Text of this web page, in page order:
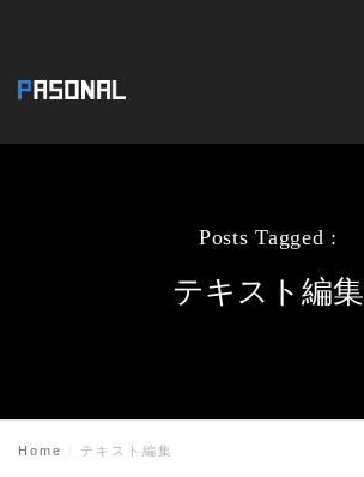
Posts Tagged :
テキスト編集
Home テキスト編集